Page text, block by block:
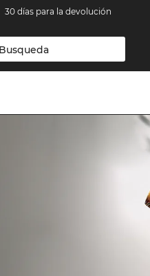
30 días para la devolución